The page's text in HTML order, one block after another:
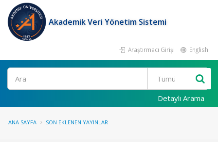
Akademik Veri Yönetim Sistemi
Araştırmacı Girişi English
Ara
Detaylı Arama
ANA SAYFA SON EKLENEN YAYINLAR